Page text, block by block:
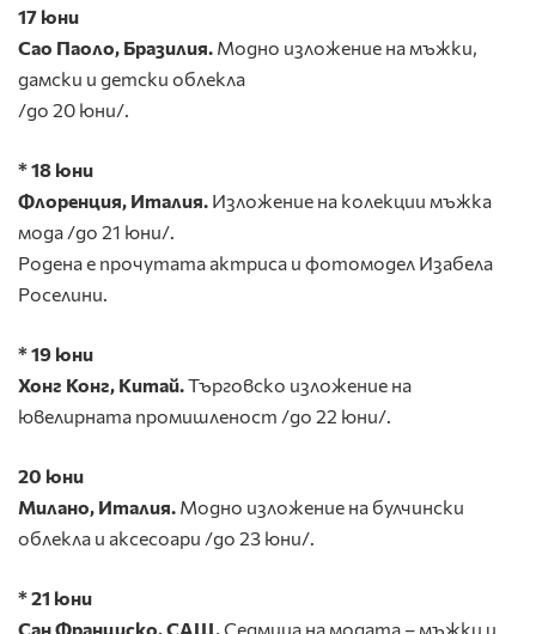
17 юни
Сао Паоло, Бразилия. Модно изложение на мъжки,
дамски и детски облекла
/до 20 юни/.
* 18 юни
Флоренция, Италия. Изложение на колекции мъжка
мода /до 21 юни/.
Родена е прочутата актриса и фотомодел Изабела
Роселини.
* 19 юни
Хонг Конг, Китай.Търговско изложение на
ювелирната промишленост /до 22 юни/.
20 юни
Милано, Италия. Модно изложение на булчински
облекла и аксесоари /до 23 юни/.
* 21 юни
Сан Франциско, САЩ.Седмица на модата – мъжки и